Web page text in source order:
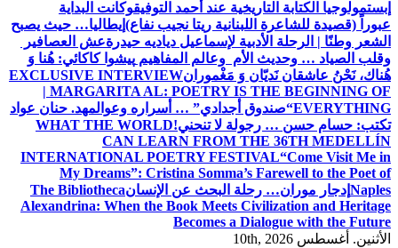
إبستمولوجيا الكتابة التاريخية عند أحمد التوفيقوكانت البداية
عبوراً (قصيدة للشاعرة اللبنانية ريتا نجيب نفاع) إيطاليا… حيث يصبح
الشعر وطنًا | الرحلة الأدبية لإسماعيل دياديه حيدرةعش العصافير
وقلب الصياد … وحديث الأم وعالم المفاهيم پیشوا کاکائي: هُنا وَ
هُناك، نَحْنُ عاشقان نَديّان وَ مَغْمورانEXCLUSIVE INTERVIEW
| MARGARITA AL: POETRY IS THE BEGINNING OF
EVERYTHING“صندوق أجدادي” … أسراره وعوالمهد. حنان عواد
تكتب: حسام حسن … رجولة لا تنحني!WHAT THE WORLD
CAN LEARN FROM THE 36TH MEDELLÍN
INTERNATIONAL POETRY FESTIVAL“Come Visit Me in
My Dreams”: Cristina Somma’s Farewell to the Poet of
Naples إدجار موران… رحلة البحث عن الإنسانThe Bibliotheca
Alexandrina: When the Book Meets Civilization and Heritage
Becomes a Dialogue with the Future
الأثنين. أغسطس 10th, 2026